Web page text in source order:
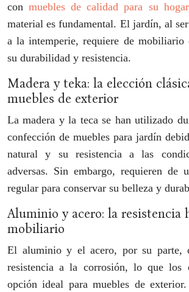
conmuebles de calidad para su hogar
material es fundamental. El jardín, al
a la intemperie, requiere de mobiliario
su durabilidad y resistencia.
Madera y teka: la elección
muebles de exterior
La madera y la teca se han utilizado
confección de muebles para jardín
natural y su resistencia a las
adversas. Sin embargo, requieren de
regular para conservar su belleza y
Aluminio y acero: la resistencia
mobiliario
El aluminio y el acero, por su parte,
resistencia a la corrosión, lo que los
opción ideal para muebles de